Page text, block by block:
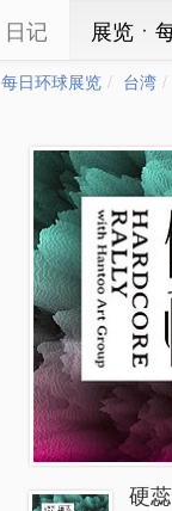
日记 展览ㆍ
每日环球展览 台湾
硬